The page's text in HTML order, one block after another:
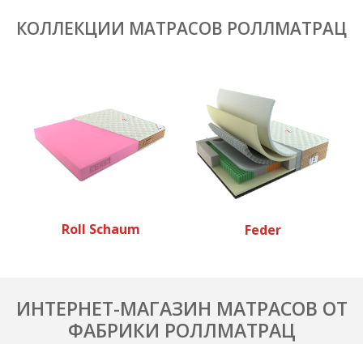
КОЛЛЕКЦИИ МАТРАСОВ РОЛЛМАТРАЦ
Roll Schaum Feder
ИНТЕРНЕТ-МАГАЗИН МАТРАСОВ ОТ
ФАБРИКИ РОЛЛМАТРАЦ